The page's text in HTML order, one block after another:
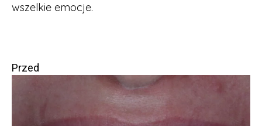
wszelkie emocje.
Przed